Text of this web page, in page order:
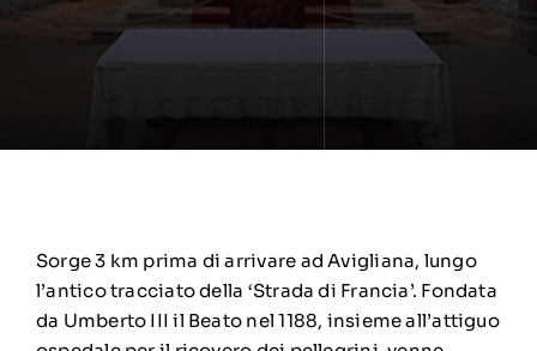
Sorge 3 km prima di arrivare ad Avigliana, lungo
l’antico tracciato della ‘Strada di Francia’. Fondata
da Umberto III il Beato nel 1188, insieme all’attiguo